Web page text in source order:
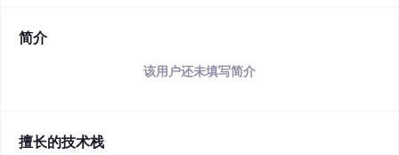
简介
该用户还未填写简介
擅长的技术栈